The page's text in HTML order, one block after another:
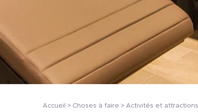
Accueil Choses à faire Activités et attractions